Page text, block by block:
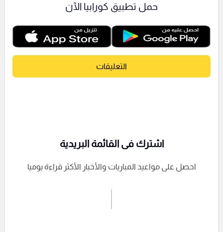
حمل تطبيق كورابيا الآن
التعليقات
إرسال تعليق
اشترك فى القائمة البريدية
احصل على مواعيد المباريات والأخبار الأكثر قراءة يوميا